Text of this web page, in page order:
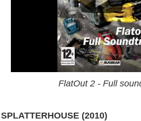
FlatOut 2 - Full
SPLATTERHOUSE (2010)